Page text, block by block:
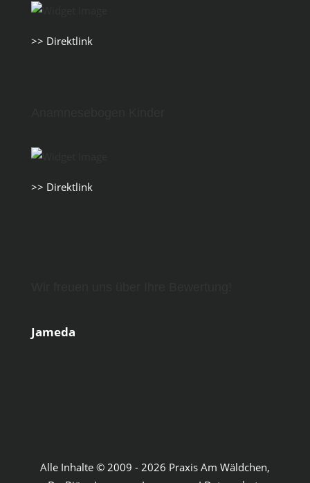
>> Direktlink
>> Direktlink
Jameda
Alle Inhalte © 2009 - 2026 Praxis Am Wäldchen,